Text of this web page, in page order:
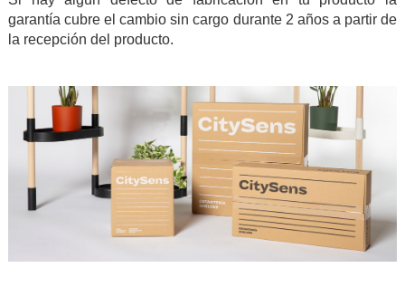
garantía cubre el cambio sin cargo durante 2 años a partir de
la recepción del producto.